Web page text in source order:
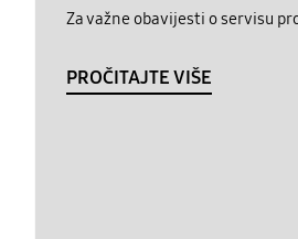
Za važne obavijesti o servisu
PROČITAJTE VIŠE